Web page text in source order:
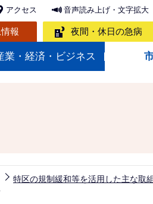
アクセス 音声読み上げ・文字拡大
報 夜間・休日の急病
業・経済・ビジネス
特区の規制緩和等を活用した主な取